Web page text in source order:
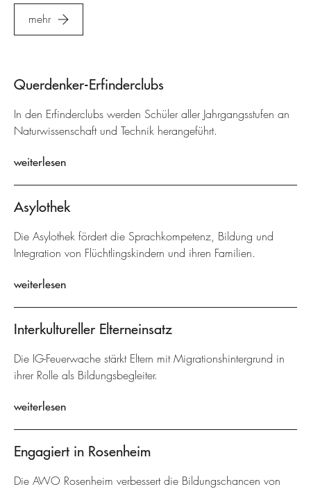
mehr
Querdenker-Erfinderclubs
In den Erfinderclubs werden Schüler aller Jahrgangsstufen an
Naturwissenschaft und Technik herangeführt.
weiterlesen
Asylothek
Die Asylothek fördert die Sprachkompetenz, Bildung und
Integration von Flüchtlingskindern und ihren Familien.
weiterlesen
Interkultureller Elterneinsatz
Die IG-Feuerwache stärkt Eltern mit Migrationshintergrund in
ihrer Rolle als Bildungsbegleiter.
weiterlesen
Engagiert in Rosenheim
Die AWO Rosenheim verbessert die Bildungschancen von